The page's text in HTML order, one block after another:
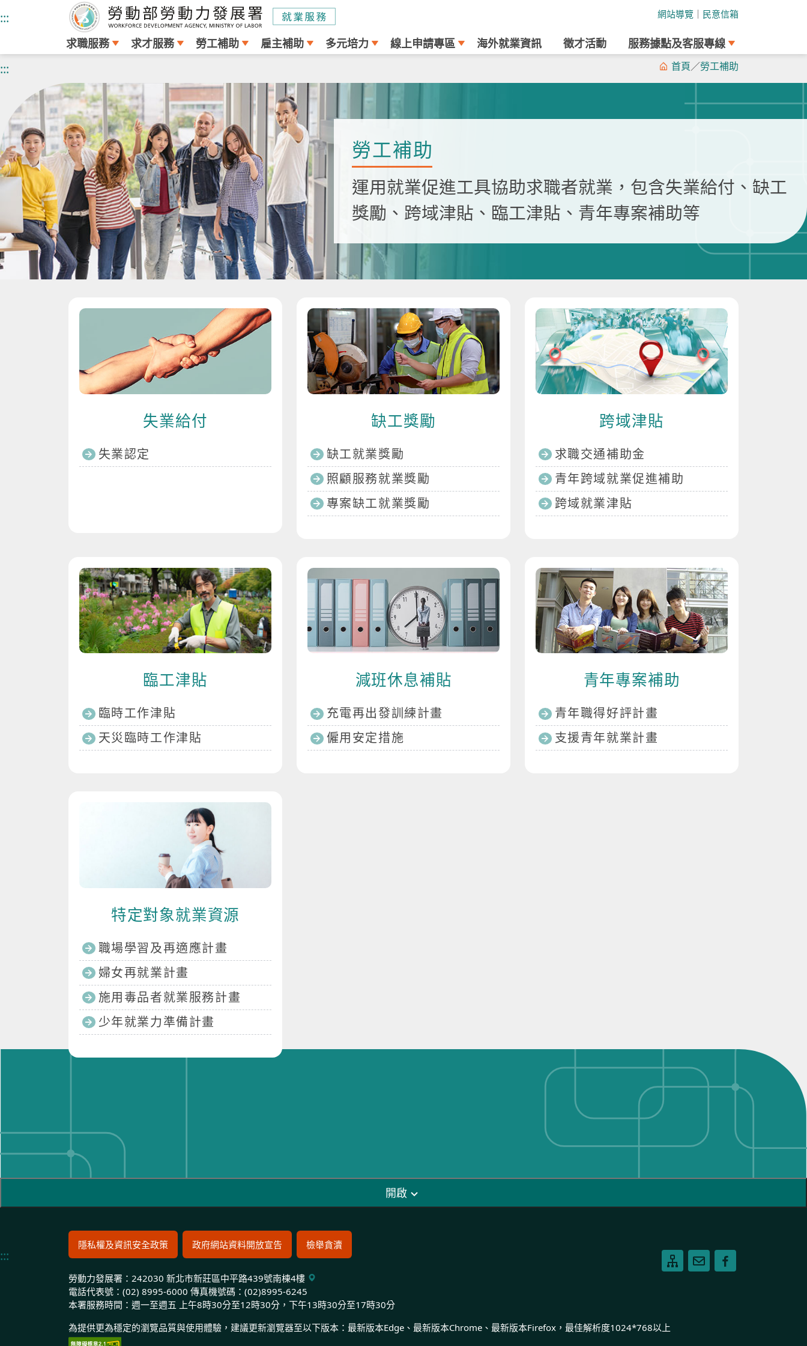
要
內
容
::: 網站導覽 ｜ 民意信箱
求職服務 求才服務 勞工補助 雇主補助 多元培力 線上申請專區 海外就業資訊 徵才活動 服務據點及客服專線
::: 首頁／勞工補助
勞工補助
運用就業促進工具協助求職者就業，包含失業給付、缺工
獎勵、跨域津貼、臨工津貼、青年專案補助等
失業給付
失業認定
缺工獎勵
缺工就業獎勵
照顧服務就業獎勵
專案缺工就業獎勵
跨域津貼
求職交通補助金
青年跨域就業促進補助
跨域就業津貼
臨工津貼
臨時工作津貼
天災臨時工作津貼
減班休息補貼
充電再出發訓練計畫
僱用安定措施
青年專案補助
青年職得好評計畫
支援青年就業計畫
特定對象就業資源
職場學習及再適應計畫
婦女再就業計畫
施用毒品者就業服務計畫
少年就業力準備計畫
開啟
:::
隱私權及資訊安全政策 政府網站資料開放宣告 檢舉貪瀆
勞動力發展署： 242030 新北市新莊區中平路439號南棟4樓
電話代表號： (02) 8995-6000 傳真機號碼： (02)8995-6245
本署服務時間： 週一至週五 上午8時30分至12時30分，下午13時30分至17時30分
為提供更為穩定的瀏覽品質與使用體驗，建議更新瀏覽器至以下版本：最新版本Edge、最新版本Chrome、最新版本Firefox，最佳解析度1024*768以上